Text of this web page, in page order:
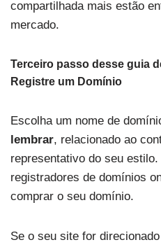
compartilhada mais estão
mercado.
Terceiro passo desse guia
Registre um Domínio
Escolha um nome de
lembrar, relacionado ao
representativo do seu
registradores de domínios
comprar o seu domínio.
Se o seu site for